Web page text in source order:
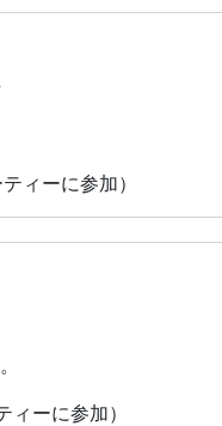
ィーに参加）
ーに参加）